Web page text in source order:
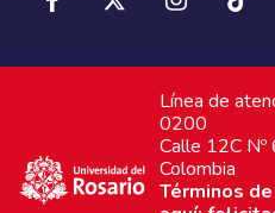
Línea de
0200
Calle 12C
Colombia
Términos